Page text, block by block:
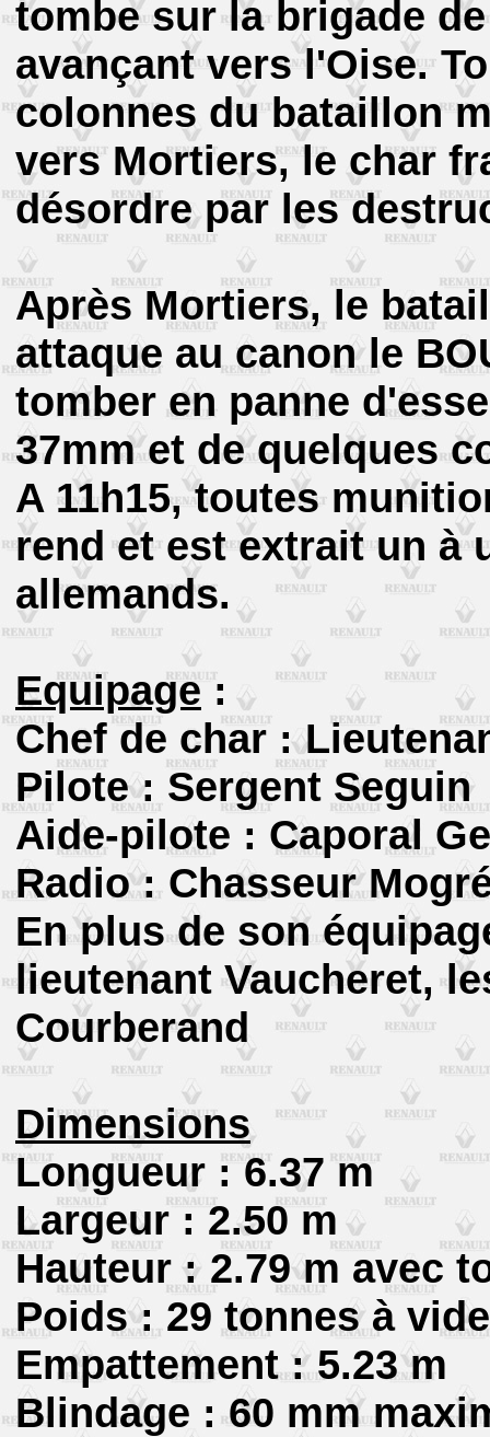
tombe sur la brigade
avançant vers l'Oise.
colonnes du bataillon
vers Mortiers, le char
désordre par les
Après Mortiers, le
attaque au canon le
tomber en panne
37mm et de quelques
A 11h15, toutes
rend et est extrait un à
allemands.
Equipage:
Chef de char :
Pilote : Sergent Seguin
Aide-pilote : Caporal
Radio : Chasseur
En plus de son
lieutenant Vaucheret,
Courberand
Dimensions
Longueur : 6.37 m
Largeur : 2.50 m
Hauteur : 2.79 m avec
Poids : 29 tonnes à vide
Empattement : 5.23 m
Blindage : 60 mm